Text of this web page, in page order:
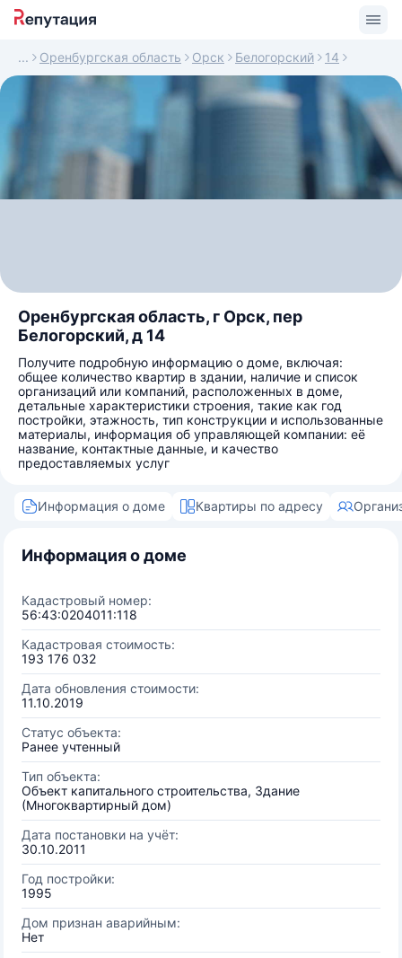
Оренбургская область Орск Белогорский 14
Оренбургская область, г Орск, пер
Белогорский, д 14
Получите подробную информацию о доме, включая:
общее количество квартир в здании, наличие и список
организаций или компаний, расположенных в доме,
детальные характеристики строения, такие как год
постройки, этажность, тип конструкции и использованные
материалы, информация об управляющей компании: её
название, контактные данные, и качество
предоставляемых услуг
Информация о доме Квартиры по адресу
Информация о доме
Кадастровый номер:
56:43:0204011:118
Кадастровая стоимость:
193 176 032
Дата обновления стоимости:
11.10.2019
Статус объекта:
Ранее учтенный
Тип объекта:
Объект капитального строительства, Здание
(Многоквартирный дом)
Дата постановки на учёт:
30.10.2011
Год постройки:
1995
Дом признан аварийным:
Нет